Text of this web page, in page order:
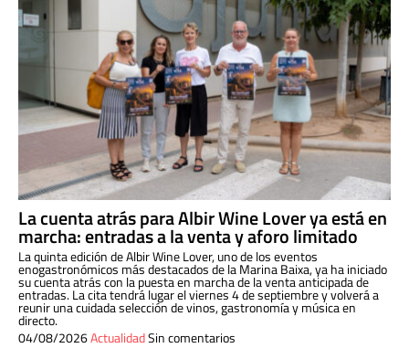
La cuenta atrás para Albir Wine Lover ya está en
marcha: entradas a la venta y aforo limitado
La quinta edición de Albir Wine Lover, uno de los eventos
enogastronómicos más destacados de la Marina Baixa, ya ha iniciado
su cuenta atrás con la puesta en marcha de la venta anticipada de
entradas. La cita tendrá lugar el viernes 4 de septiembre y volverá a
reunir una cuidada selección de vinos, gastronomía y música en
directo.
04/08/2026ActualidadSin comentarios